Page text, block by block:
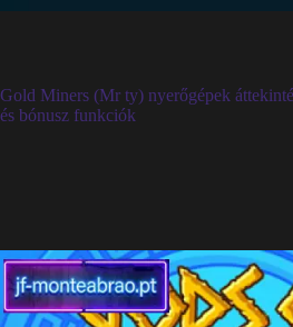
Gold Miners (Mr ty) nyerőgépek
és bónusz funkciók